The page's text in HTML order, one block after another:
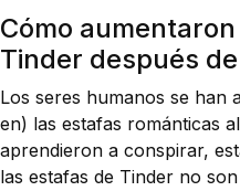
Cómo
Tinder después
Los seres humanos se han
en) las estafas románticas
aprendieron a conspirar,
las estafas de Tinder no